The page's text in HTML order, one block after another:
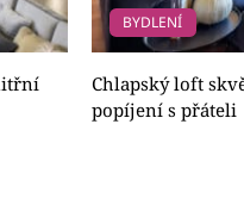
BYDLENÍ
Chlapský loft
popíjení s přáteli